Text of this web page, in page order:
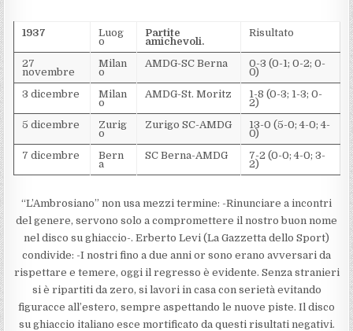
1937 Luog
o
Partite
amichevoli.
Risultato
27
novembre
Milan
o
AMDG-SC Berna 0-3 (0-1; 0-2; 0-
0)
3 dicembre
Milan
o
AMDG-St. Moritz 1-8 (0-3; 1-3; 0-
2)
5 dicembre
Zurig
o
Zurigo SC-AMDG 13-0 (5-0; 4-0; 4-
0)
7 dicembre
Bern
a
SC Berna-AMDG 7-2 (0-0; 4-0; 3-
2)
“L’Ambrosiano” non usa mezzi termine: -Rinunciare a incontri
del genere, servono solo a compromettere il nostro buon nome
nel disco su ghiaccio-. Erberto Levi (La Gazzetta dello Sport)
condivide: -I nostri fino a due anni or sono erano avversari da
rispettare e temere, oggi il regresso è evidente. Senza stranieri
si è ripartiti da zero, si lavori in casa con serietà evitando
figuracce all’estero, sempre aspettando le nuove piste. Il disco
su ghiaccio italiano esce mortificato da questi risultati negativi.